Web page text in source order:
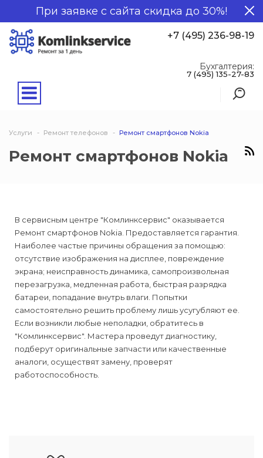
При заявке с сайта скидка до 30%!
+7 (495) 236-98-19
Бухгалтерия:
7 (495) 135-27-83
Услуги Ремонт телефонов Ремонт смартфонов Nokia
Ремонт смартфонов Nokia
В сервисным центре "Комлинксервис" оказывается
Ремонт смартфонов Nokia. Предоставляется гарантия.
Наиболее частые причины обращения за помощью:
отсутствие изображения на дисплее, повреждение
экрана; неисправность динамика, самопроизвольная
перезагрузка, медленная работа, быстрая разрядка
батареи, попадание внутрь влаги. Попытки
самостоятельно решить проблему лишь усугубляют ее.
Если возникли любые неполадки, обратитесь в
"Комлинксервис". Мастера проведут диагностику,
подберут оригинальные запчасти или качественные
аналоги, осуществят замену, проверят
работоспособность.